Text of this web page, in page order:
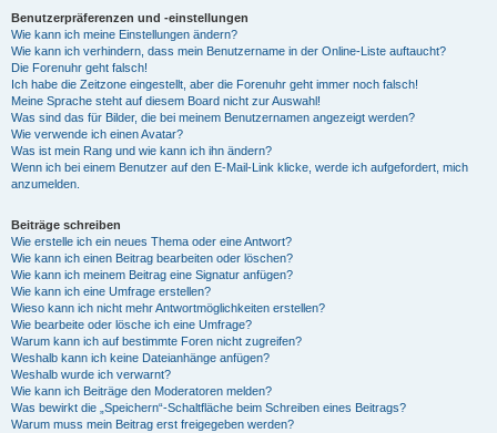
Benutzerpräferenzen und -einstellungen
Wie kann ich meine Einstellungen ändern?
Wie kann ich verhindern, dass mein Benutzername in der Online-Liste auftaucht?
Die Forenuhr geht falsch!
Ich habe die Zeitzone eingestellt, aber die Forenuhr geht immer noch falsch!
Meine Sprache steht auf diesem Board nicht zur Auswahl!
Was sind das für Bilder, die bei meinem Benutzernamen angezeigt werden?
Wie verwende ich einen Avatar?
Was ist mein Rang und wie kann ich ihn ändern?
Wenn ich bei einem Benutzer auf den E-Mail-Link klicke, werde ich aufgefordert, mich
anzumelden.
Beiträge schreiben
Wie erstelle ich ein neues Thema oder eine Antwort?
Wie kann ich einen Beitrag bearbeiten oder löschen?
Wie kann ich meinem Beitrag eine Signatur anfügen?
Wie kann ich eine Umfrage erstellen?
Wieso kann ich nicht mehr Antwortmöglichkeiten erstellen?
Wie bearbeite oder lösche ich eine Umfrage?
Warum kann ich auf bestimmte Foren nicht zugreifen?
Weshalb kann ich keine Dateianhänge anfügen?
Weshalb wurde ich verwarnt?
Wie kann ich Beiträge den Moderatoren melden?
Was bewirkt die „Speichern“-Schaltfläche beim Schreiben eines Beitrags?
Warum muss mein Beitrag erst freigegeben werden?